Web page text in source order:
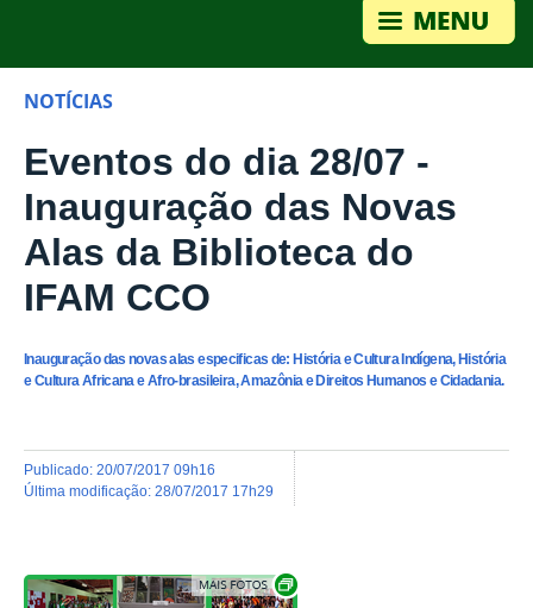
NOTÍCIAS
Eventos do dia 28/07 -
Inauguração das Novas
Alas da Biblioteca do
IFAM CCO
Inauguração das novas alas especificas de: História e Cultura Indígena, História
e Cultura Africana e Afro-brasileira, Amazônia e Direitos Humanos e Cidadania.
publicado: 20/07/2017 09h16
última modificação: 28/07/2017 17h29